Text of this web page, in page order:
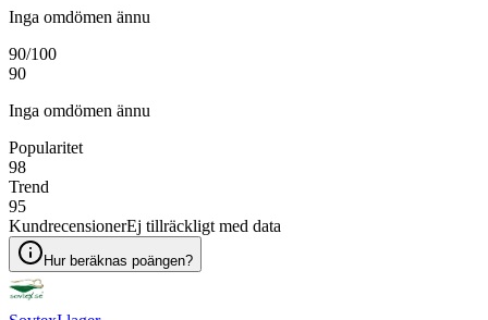
Inga omdömen ännu
90/100
90
Inga omdömen ännu
Popularitet
98
Trend
95
KundrecensionerEj tillräckligt med data
Hur beräknas poängen?